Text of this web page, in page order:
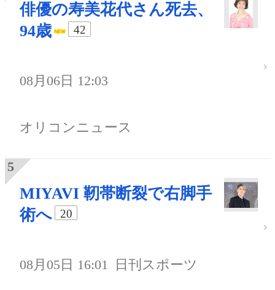
俳優の寿美花代さん死去、
94歳
42
08月06日 12:03
オリコンニュース
MIYAVI 靭帯断裂で右脚手
術へ
20
08月05日 16:01 日刊スポーツ